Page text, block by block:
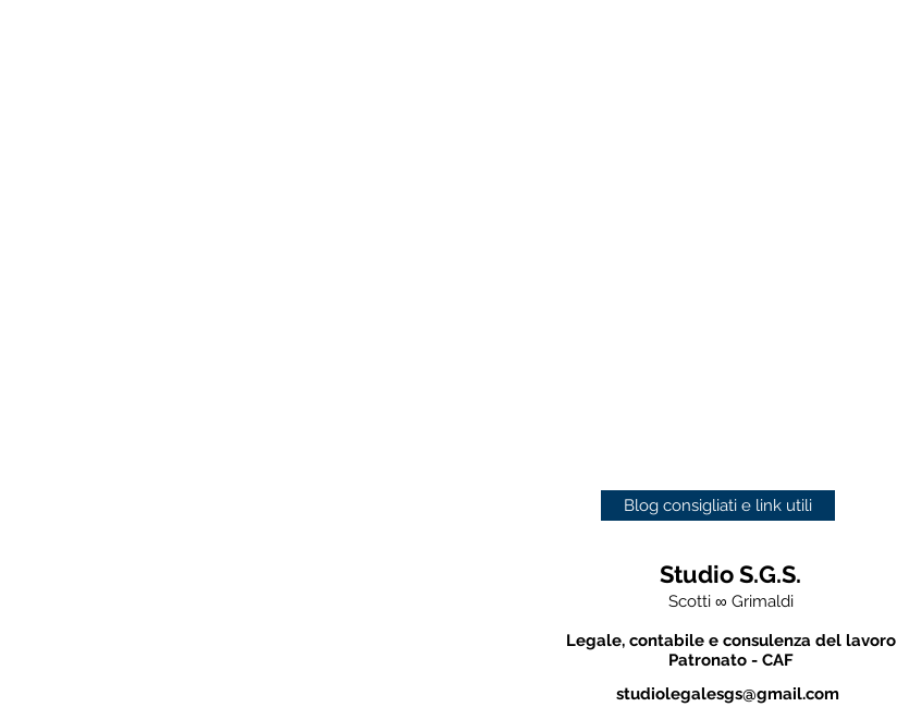
Blog consigliati e link utili
Studio S.G.S.
Scotti ∞ Grimaldi
Legale, contabile e consulenza del lavoro
Patronato - CAF
studiolegalesgs@gmail.com